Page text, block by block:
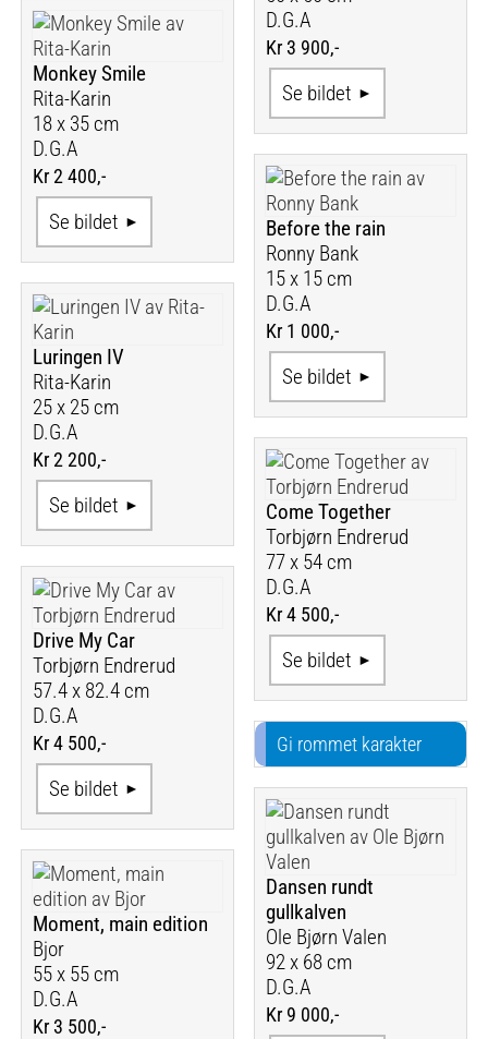
D.G.A
Kr 3 900,-
Se bildet
Monkey Smile
Rita-Karin
18 x 35 cm
D.G.A
Kr 2 400,-
Se bildet
Before the rain
Ronny Bank
15 x 15 cm
D.G.A
Kr 1 000,-
Se bildet
Luringen IV
Rita-Karin
25 x 25 cm
D.G.A
Kr 2 200,-
Se bildet
Come Together
Torbjørn Endrerud
77 x 54 cm
D.G.A
Kr 4 500,-
Se bildet
Drive My Car
Torbjørn Endrerud
57.4 x 82.4 cm
D.G.A
Kr 4 500,-
Se bildet
Gi rommet karakter
Dansen rundt
gullkalven
Ole Bjørn Valen
92 x 68 cm
D.G.A
Kr 9 000,-
Moment, main edition
Bjor
55 x 55 cm
D.G.A
Kr 3 500,-